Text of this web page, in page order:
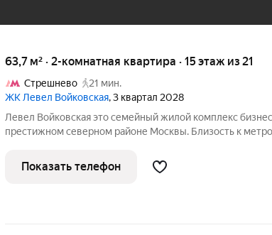
63,7 м² · 2-комнатная квартира · 15 этаж из 21
Стрешнево
21 мин.
ЖК Левел Войковская, 3 квартал 2028
Левел Войковская это семейный жилой комплекс
престижном северном районе Москвы. Близость к
создаёт ощущение единения с природой без отрыва от
мегаполиса. Проект
Показать телефон